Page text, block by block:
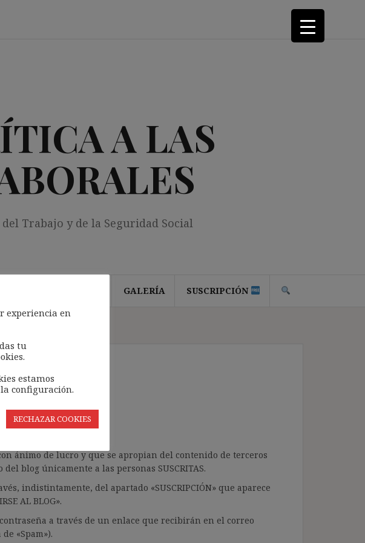
A LAS
Trabajo y de la Seguridad Social
GALERÍA SUSCRIPCIÓN
ánimo de lucro y que se apropian del contenido de terceros
blog únicamente a las personas SUSCRITAS.
indistintamente, del apartado «SUSCRIPCIÓN» que aparece
AL BLOG».
a través de un enlace que recibirán en el correo
«Spam»).
experiencia en
tu
estamos
configuración.
RECHAZAR COOKIES